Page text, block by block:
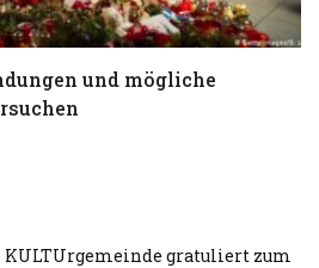
und mögliche
KULTUrgemeinde gratuliert zum